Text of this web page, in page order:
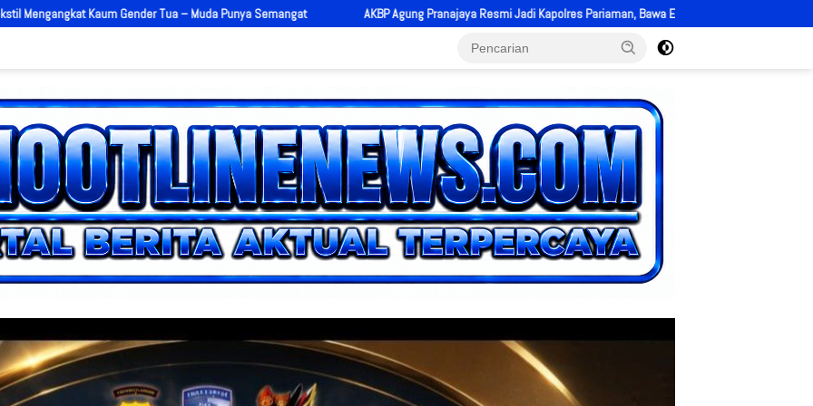
Muda Punya Semangat AKBP Agung Pranajaya Resmi Jadi Kapolres Pariaman, Bawa Energi Baru dan Tekad Perkuat Pelayanan kepada Masyarakat